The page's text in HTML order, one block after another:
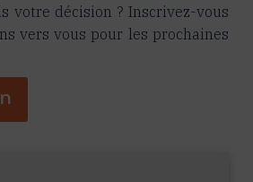
votre décision ? Inscrivez-vous
vers vous pour les prochaines